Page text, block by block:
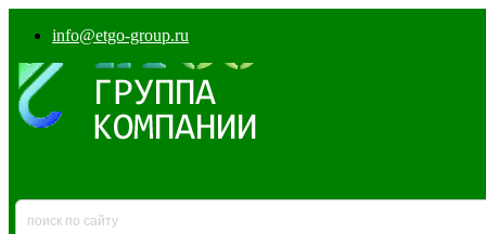
info@etgo-group.ru